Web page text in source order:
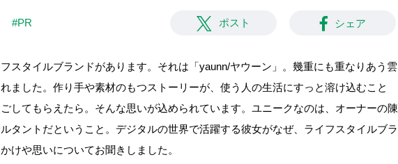
#PR ポスト シェア
スタイルブランドがあります。それは「yaunn/ヤウーン」。幾重にも重なりあう雲
ました。作り手や素材のもつストーリーが、使う人の生活にすっと溶け込むこと
してもらえたら。そんな思いが込められています。ユニークなのは、オーナーの陳
タントだということ。デジタルの世界で活躍する彼女がなぜ、ライフスタイルブラ
けや思いについてお聞きしました。